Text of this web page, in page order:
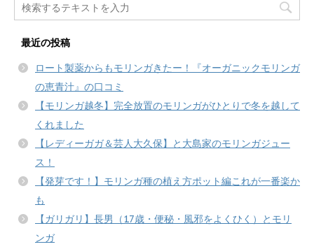
最近の投稿
ロート製薬からもモリンガきたー！『オーガニックモリンガ
の恵青汁』の口コミ
【モリンガ越冬】完全放置のモリンガがひとりで冬を越して
くれました
【レディーガガ＆芸人大久保】と大島家のモリンガジュー
ス！
【発芽です！】モリンガ種の植え方ポット編これが一番楽か
も
【ガリガリ】長男（17歳・便秘・風邪をよくひく）とモリ
ンガ